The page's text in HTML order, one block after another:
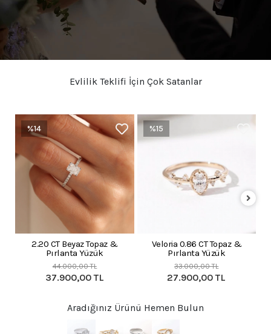
Evlilik Teklifi İçin Çok Satanlar
%14
2.20 CT Beyaz Topaz &
Pırlanta Yüzük
44.000,00 TL
37.900,00 TL
%15
Veloria 0.86 CT Topaz &
Pırlanta Yüzük
33.000,00 TL
27.900,00 TL
Aradığınız Ürünü Hemen Bulun